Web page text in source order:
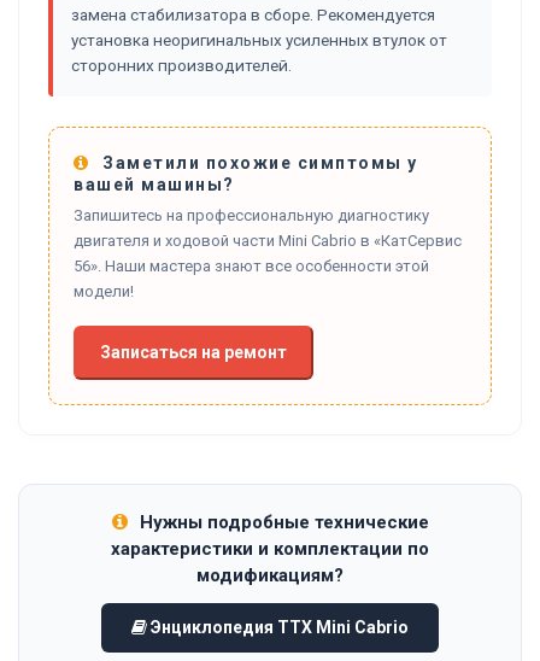
замена стабилизатора в сборе. Рекомендуется
установка неоригинальных усиленных втулок от
сторонних производителей.
Заметили похожие симптомы у
вашей машины?
Запишитесь на профессиональную диагностику
двигателя и ходовой части Mini Cabrio в «КатСервис
56». Наши мастера знают все особенности этой
модели!
Записаться на ремонт
Нужны подробные технические
характеристики и комплектации по
модификациям?
Энциклопедия ТТХ Mini Cabrio